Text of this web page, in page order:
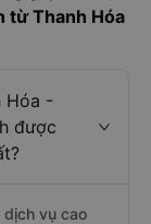
từ Thanh Hóa
Hóa -
được
dịch vụ cao